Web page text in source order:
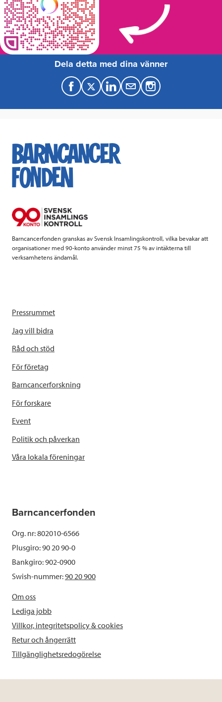
Dela detta med dina vänner
F
a
e
b
k
T
w
t
t
L
i
k
e
M
a
Barncancerfonden granskas av Svensk Insamlingskontroll, vilka bevakar att
organisationer med 90-konto använder minst 75 % av intäkterna till
verksamhetens ändamål.
Pressrummet
Jag vill bidra
Råd och stöd
För företag
Barncancerforskning
För forskare
Event
Politik och påverkan
Våra lokala föreningar
Barncancerfonden
Org. nr: 802010-6566
Plusgiro: 90 20 90-0
Bankgiro: 902-0900
Swish-nummer:90 20 900
Om oss
Lediga jobb
Villkor, integritetspolicy & cookies
Retur och ångerrätt
Tillgänglighetsredogörelse